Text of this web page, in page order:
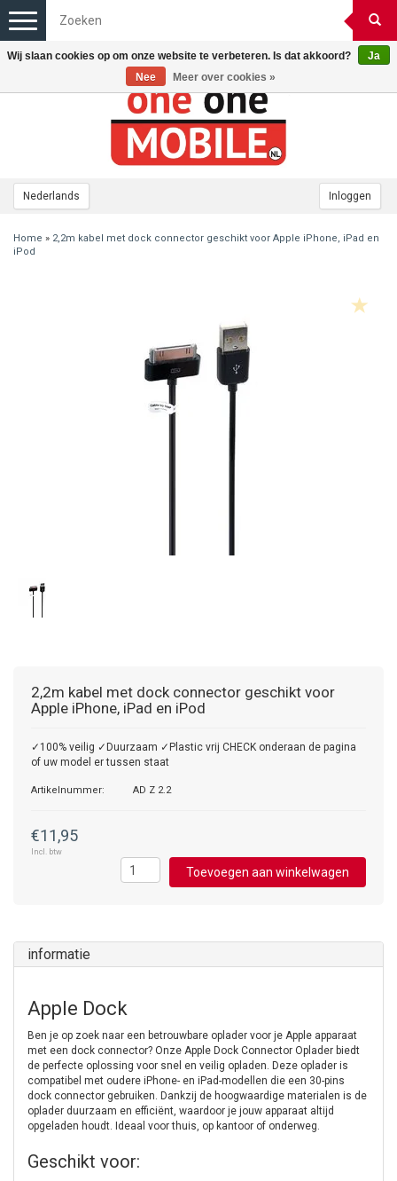
Nederlands Inloggen
Toggle
navigation
Home » 2,2m kabel met dock connector geschikt voor Apple iPhone, iPad en
iPod
2,2m kabel met dock connector geschikt voor
Apple iPhone, iPad en iPod
✓100% veilig ✓Duurzaam ✓Plastic vrij CHECK onderaan de pagina
of uw model er tussen staat
Artikelnummer: AD Z 2.2
€11,95
Incl. btw
Toevoegen aan winkelwagen
informatie
Apple Dock
Ben je op zoek naar een betrouwbare oplader voor je Apple apparaat
met een dock connector? Onze Apple Dock Connector Oplader biedt
de perfecte oplossing voor snel en veilig opladen. Deze oplader is
compatibel met oudere iPhone- en iPad-modellen die een 30-pins
dock connector gebruiken. Dankzij de hoogwaardige materialen is de
oplader duurzaam en efficiënt, waardoor je jouw apparaat altijd
opgeladen houdt. Ideaal voor thuis, op kantoor of onderweg.
Geschikt voor:
Wij slaan cookies op om onze website te verbeteren. Is dat akkoord?
Ja
Nee
Meer over cookies »